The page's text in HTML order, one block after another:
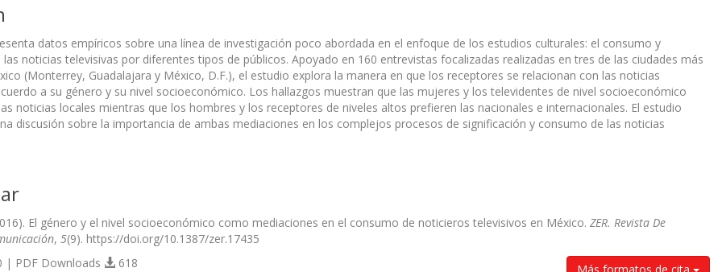
datos empíricos sobre una línea de investigación poco abordada en el enfoque de los estudios culturales: el consumo y
las noticias televisivas por diferentes tipos de públicos. Apoyado en 160 entrevistas focalizadas realizadas en tres de las ciudades más
(Monterrey, Guadalajara y México, D.F.), el estudio explora la manera en que los receptores se relacionan con las noticias
a su género y su nivel socioeconómico. Los hallazgos muestran que las mujeres y los televidentes de nivel socioeconómico
noticias locales mientras que los hombres y los receptores de niveles altos prefieren las nacionales e internacionales. El estudio
discusión sobre la importancia de ambas mediaciones en los complejos procesos de significación y consumo de las noticias
El género y el nivel socioeconómico como mediaciones en el consumo de noticieros televisivos en México. ZER. Revista De
, 5(9). https://doi.org/10.1387/zer.17435
| PDF Downloads 618